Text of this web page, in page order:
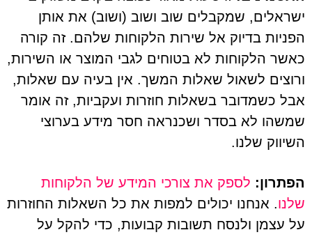
ישראלים, שמקבלים שוב ושוב (ושוב) את אותן
הפניות בדיוק אל שירות הלקוחות שלהם. זה קורה
כאשר הלקוחות לא בטוחים לגבי המוצר או השירות,
ורוצים לשאול שאלות המשך. אין בעיה עם שאלות,
אבל כשמדובר בשאלות חוזרות ועקביות, זה אומר
שמשהו לא בסדר ושכנראה חסר מידע בערוצי
השיווק שלנו.
הפתרון: לספק את צורכי המידע של הלקוחות
שלנו. אנחנו יכולים למפות את כל השאלות החוזרות
על עצמן ולנסח תשובות קבועות, כדי להקל על